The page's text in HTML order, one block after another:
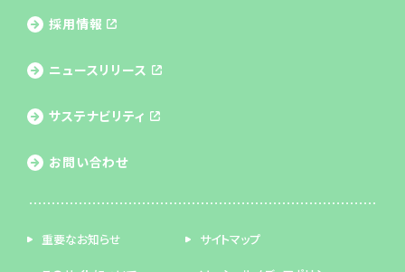
採用情報
ニュースリリース
サステナビリティ
お問い合わせ
重要なお知らせ サイトマップ